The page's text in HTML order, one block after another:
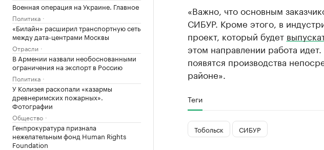
Военная операция на Украине. Главное
Политика
«Билайн» расширил транспортную сеть
между дата-центрами Москвы
Отрасли
В Армении назвали необоснованными
ограничения на экспорт в Россию
Политика
У Колизея раскопали «казармы
древнеримских пожарных».
Фотографии
Общество
Генпрокуратура признала
нежелательным фонд Human Rights
Foundation
«Важно, что основным
СИБУР. Кроме этого, в
проект, который будет
этом направлении работа
появятся производства
районе».
Теги
Тобольск СИБУР